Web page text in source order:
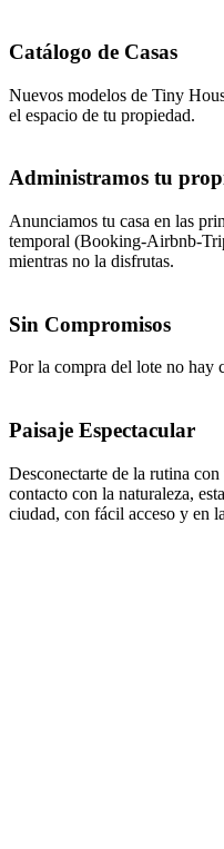
Catálogo de Casas
Nuevos modelos de Tiny
el espacio de tu propiedad.
Administramos tu
Anunciamos tu casa en las
temporal (Booking-Airbnb-
mientras no la disfrutas.
Sin Compromisos
Por la compra del lote no hay
Paisaje Espectacular
Desconectarte de la rutina
contacto con la naturaleza,
ciudad, con fácil acceso y en